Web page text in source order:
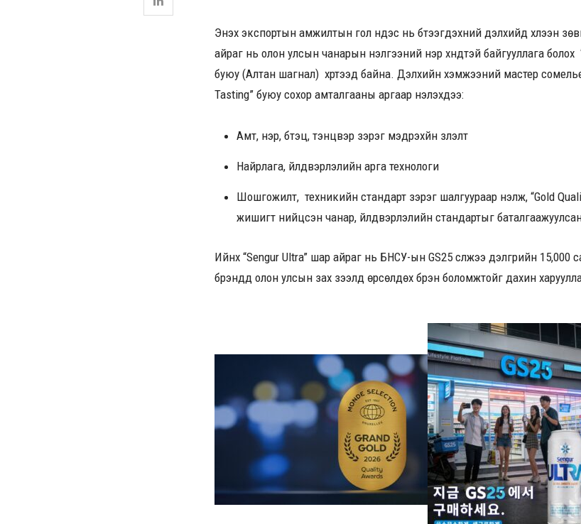
Энэхүү экспортын амжилтын гол үндэс нь бүтээгдэхүүний дэлхийд хүлээн
айраг нь олон улсын чанарын үнэлгээний нэр хүндтэй байгууллага
буюу (Алтан шагнал) хүртээд байна. Дэлхийн хэмжээний мастер
Tasting” буюу сохор амталгааны аргаар үнэлэхдээ:
Амт, үнэр, бүтэц, тэнцвэр зэрэг мэдрэхүйн үзүүлэлт
Найрлага, үйлдвэрлэлийн арга технологи
Шошгожилт, техникийн стандарт зэрэг шалгуураар үнэлж, “Gold
жишигт нийцсэн чанар, үйлдвэрлэлийн стандартыг
Ийнхүү “Sengur Ultra” шар айраг нь БНСУ-ын GS25 сүлжээ дэлгүүрийн
брэндүүд олон улсын зах зээлд өрсөлдөх бүрэн боломжтойг дахин